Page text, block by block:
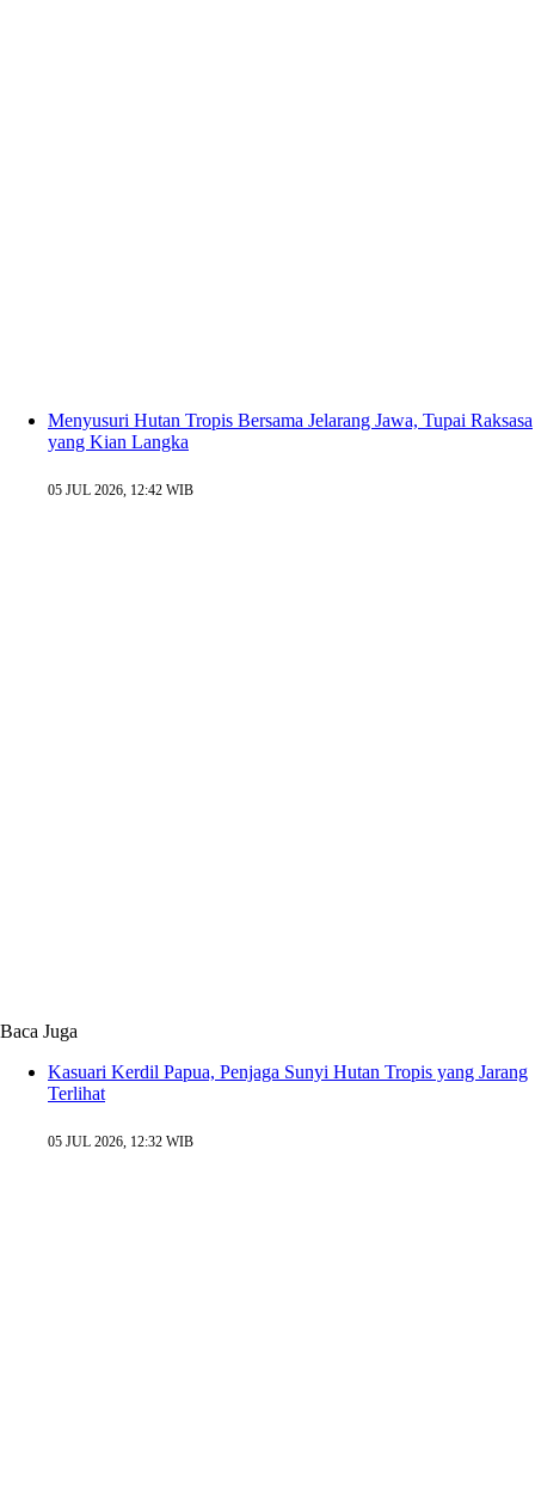
Menyusuri Hutan Tropis Bersama Jelarang Jawa, Tupai Raksasa
yang Kian Langka
05 JUL 2026, 12:42 WIB
Baca Juga
Kasuari Kerdil Papua, Penjaga Sunyi Hutan Tropis yang Jarang
Terlihat
05 JUL 2026, 12:32 WIB